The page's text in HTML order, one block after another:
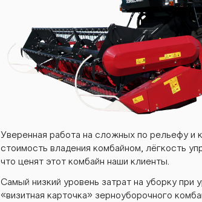
Уверенная работа на сложных по рельефу и
стоимость владения комбайном, лёгкость
что ценят этот комбайн наши клиенты.
Самый низкий уровень затрат на уборку
«визитная карточка» зерноуборочного